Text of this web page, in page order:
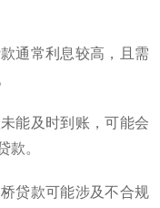
通常利息较高，且需
能及时到账，可能会
款。
贷款可能涉及不合规